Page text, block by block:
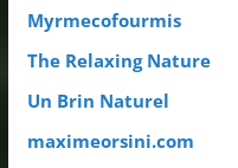
Myrmecofourmis
The Relaxing Nature
Un Brin Naturel
maximeorsini.com